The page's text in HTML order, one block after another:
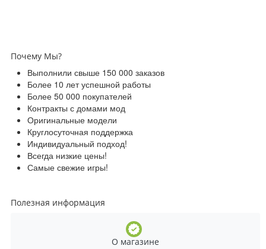
Почему Мы?
Выполнили свыше 150 000 заказов
Более 10 лет успешной работы
Более 50 000 покупателей
Контракты с домами мод
Оригинальные модели
Круглосуточная поддержка
Индивидуальный подход!
Всегда низкие цены!
Самые свежие игры!
Полезная информация
О магазине